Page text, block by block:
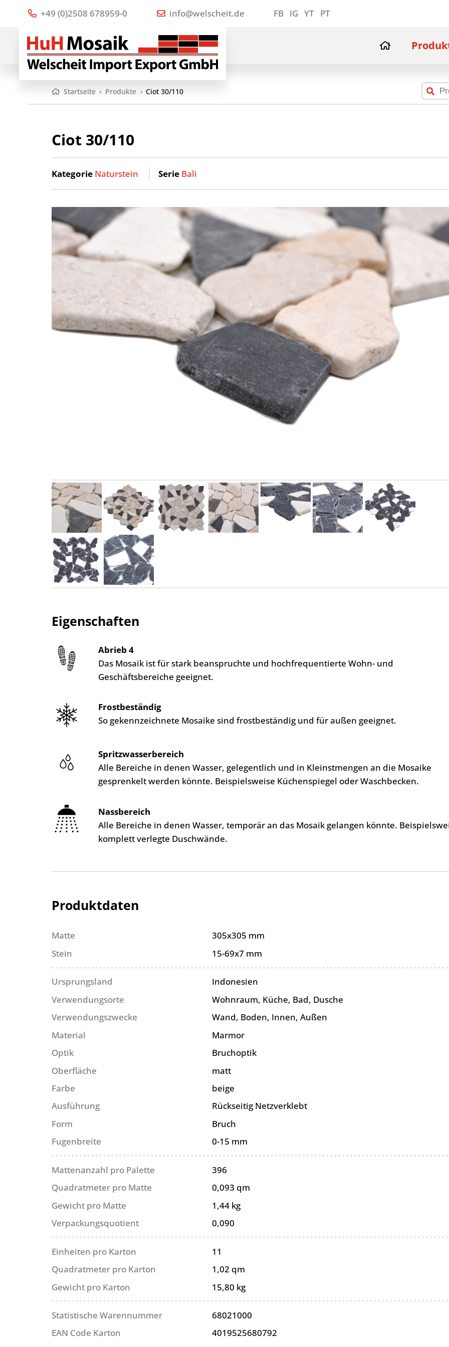
+49 (0)2508 678959-0 info@welscheit.de FB IG YT PT
Startseite › Produkte › Ciot 30/110
Ciot 30/110
Kategorie Naturstein Serie Bali
Eigenschaften
Abrieb 4
Das Mosaik ist für stark beanspruchte und hochfrequentierte Wohn- und
Geschäftsbereiche geeignet.
Frostbeständig
So gekennzeichnete Mosaike sind frostbeständig und für außen geeignet.
Spritzwasserbereich
Alle Bereiche in denen Wasser, gelegentlich und in Kleinstmengen an die Mosaike
gesprenkelt werden könnte. Beispielsweise Küchenspiegel oder Waschbecken.
Nassbereich
Alle Bereiche in denen Wasser, temporär an das Mosaik gelangen könnte.
komplett verlegte Duschwände.
Produktdaten
Matte
305x305 mm
Stein
15-69x7 mm
Ursprungsland
Indonesien
Verwendungsorte
Wohnraum, Küche, Bad, Dusche
Verwendungszwecke
Wand, Boden, Innen, Außen
Material
Marmor
Optik
Bruchoptik
Oberfläche
matt
Farbe
beige
Ausführung
Rückseitig Netzverklebt
Form
Bruch
Fugenbreite
0-15 mm
Mattenanzahl pro Palette
396
Quadratmeter pro Matte
0,093 qm
Gewicht pro Matte
1,44 kg
Verpackungsquotient
0,090
Einheiten pro Karton
11
Quadratmeter pro Karton
1,02 qm
Gewicht pro Karton
15,80 kg
Statistische Warennummer
68021000
EAN Code Karton
4019525680792